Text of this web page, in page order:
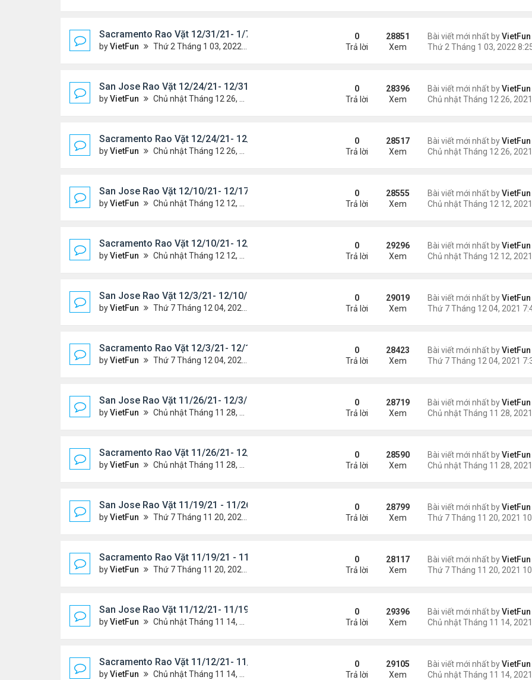
Sacramento Rao Vặt 12/31/21- 1/7/22
byVietFun Thứ 2 Tháng 1 03, 2022 8:25 pm
Bài viết mới nhất byVietFun
0
Trả lời
28851
Xem
San Jose Rao Vặt 12/24/21- 12/31/21
byVietFun Chủ nhật Tháng 12 26, 2021 7:26 pm
Bài viết mới nhất byVietFun
0
Trả lời
28396
Xem
Sacramento Rao Vặt 12/24/21- 12/31/21
byVietFun Chủ nhật Tháng 12 26, 2021 7:21 pm
Bài viết mới nhất byVietFun
0
Trả lời
28517
Xem
San Jose Rao Vặt 12/10/21- 12/17/21
byVietFun Chủ nhật Tháng 12 12, 2021 12:58 pm
Bài viết mới nhất byVietFun
0
Trả lời
28555
Xem
Sacramento Rao Vặt 12/10/21- 12/17/21
byVietFun Chủ nhật Tháng 12 12, 2021 12:54 pm
Bài viết mới nhất byVietFun
0
Trả lời
29296
Xem
San Jose Rao Vặt 12/3/21- 12/10/21
byVietFun Thứ 7 Tháng 12 04, 2021 7:42 pm
Bài viết mới nhất byVietFun
0
Trả lời
29019
Xem
Sacramento Rao Vặt 12/3/21- 12/10/21
byVietFun Thứ 7 Tháng 12 04, 2021 7:38 pm
Bài viết mới nhất byVietFun
0
Trả lời
28423
Xem
San Jose Rao Vặt 11/26/21- 12/3/21
byVietFun Chủ nhật Tháng 11 28, 2021 8:26 pm
Bài viết mới nhất byVietFun
0
Trả lời
28719
Xem
Sacramento Rao Vặt 11/26/21- 12/3/21
byVietFun Chủ nhật Tháng 11 28, 2021 8:22 pm
Bài viết mới nhất byVietFun
0
Trả lời
28590
Xem
San Jose Rao Vặt 11/19/21 - 11/26/21
byVietFun Thứ 7 Tháng 11 20, 2021 10:30 am
Bài viết mới nhất byVietFun
0
Trả lời
28799
Xem
Sacramento Rao Vặt 11/19/21 - 11/26/21
byVietFun Thứ 7 Tháng 11 20, 2021 10:22 am
Bài viết mới nhất byVietFun
0
Trả lời
28117
Xem
San Jose Rao Vặt 11/12/21- 11/19/21
byVietFun Chủ nhật Tháng 11 14, 2021 8:16 pm
Bài viết mới nhất byVietFun
0
Trả lời
29396
Xem
Sacramento Rao Vặt 11/12/21- 11/19/21
byVietFun Chủ nhật Tháng 11 14, 2021 8:13 pm
Bài viết mới nhất byVietFun
0
Trả lời
29105
Xem